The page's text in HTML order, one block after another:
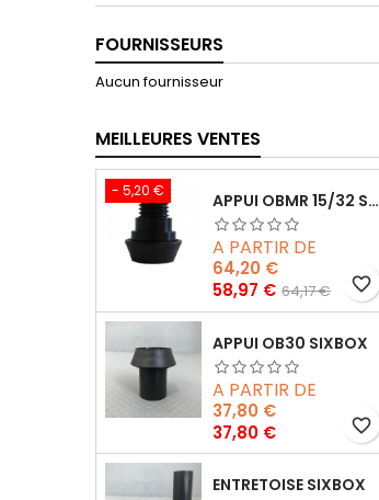
FOURNISSEURS
Aucun fournisseur
MEILLEURES VENTES
- 5,20 € APPUI OBMR 15/32 SIXBOX SANS VIS
A PARTIR DE
64,20 €
Prix
58,97 € Prix
de
base
64,17 € favorite_border
APPUI OB30 SIXBOX
A PARTIR DE
37,80 €
Prix
37,80 € favorite_border
ENTRETOISE SIXBOX